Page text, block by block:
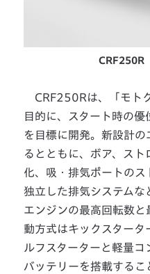
CRF250R
CRF250Rは、「モト
目的に、スタート時の
を目標に開発。新設計
るとともに、ボア、ス
化、吸・排気ポートの
独立した排気システムな
エンジンの最高回転数
動方式はキックスタータ
ルフスターターと軽量
バッテリーを搭載するこ